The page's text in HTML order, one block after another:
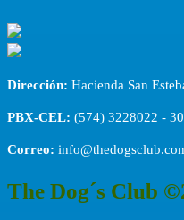
Dirección: Hacienda San
PBX-CEL: (574) 3228022 -
Correo:
The Dog´s Club